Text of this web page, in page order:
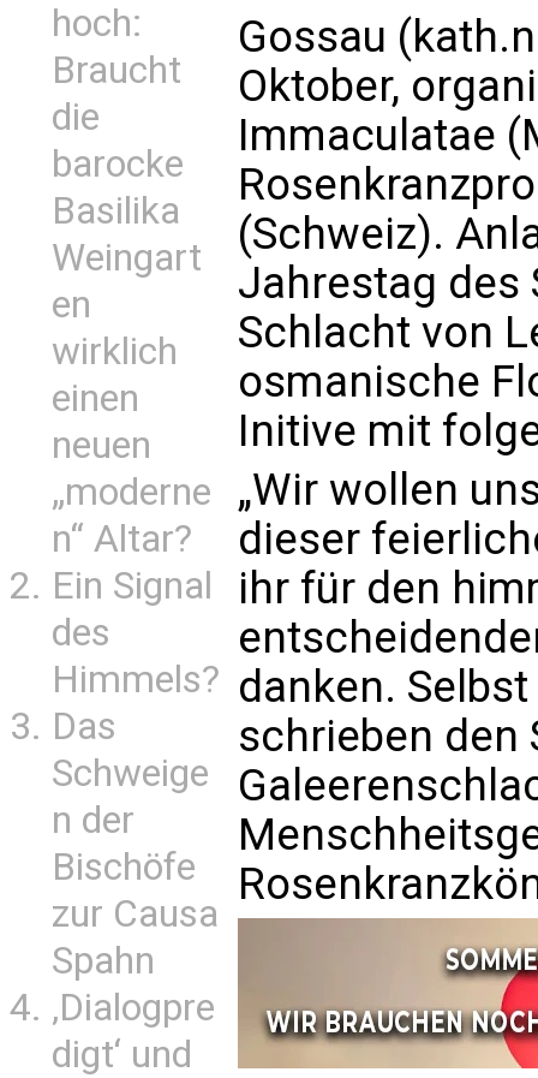
hoch:
Braucht
die
barocke
Basilika
Weingart
en
wirklich
einen
neuen
„moderne
n“ Altar?
Ein Signal
des
Himmels?
Das
Schweige
n der
Bischöfe
zur Causa
Spahn
‚Dialogpre
digt‘ und
Gossau
Oktober,
Immaculatae
(Schweiz).
Jahrestag des
Schlacht von
osmanische
Initive mit
„Wir wollen
dieser
ihr für den
danken.
schrieben den